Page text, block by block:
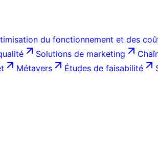
du fonctionnement et des
Solutions de marketing
Métavers Études de faisabilité